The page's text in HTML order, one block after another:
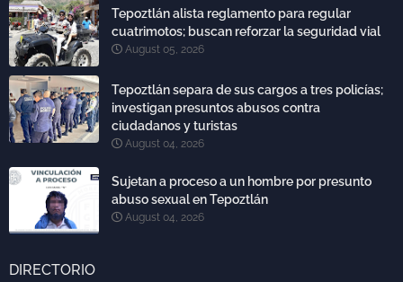
Tepoztlán alista reglamento para regular
cuatrimotos; buscan reforzar la seguridad vial
August 05, 2026
Tepoztlán separa de sus cargos a tres policías;
investigan presuntos abusos contra
ciudadanos y turistas
August 04, 2026
Sujetan a proceso a un hombre por presunto
abuso sexual en Tepoztlán
August 04, 2026
DIRECTORIO